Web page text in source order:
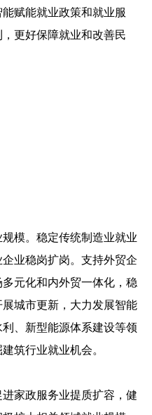
赋能就业政策和就业服
更好保障就业和改善民
规模。稳定传统制造业就业
业稳岗扩岗。支持外贸企
元化和内外贸一体化，稳
城市更新，大力发展智能
、新型能源体系建设等领
筑行业就业机会。
进家政服务业提质扩容，健